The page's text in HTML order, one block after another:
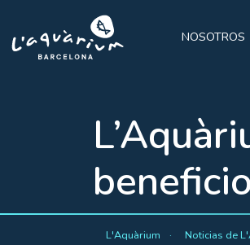
NOSOTROS
L'Aquàrium Noticias de